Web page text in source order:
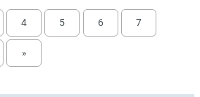
4 5 6 7
»